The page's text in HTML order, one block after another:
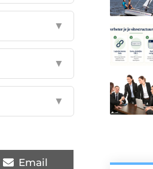
▼
▼
▼
Email